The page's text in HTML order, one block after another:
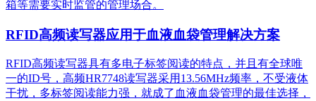
箱等需要实时监管的管理场合。
RFID高频读写器应用于血液血袋管理解决方案
RFID高频读写器具有多电子标签阅读的特点，并且有全球唯
一的ID号，高频HR7748读写器采用13.56MHz频率，不受液体
干扰，多标签阅读能力强，就成了血液血袋管理的最佳选择，